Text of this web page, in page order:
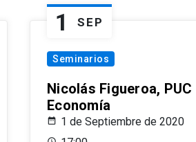
1 SEP
Seminarios
Nicolás Figueroa, PUC
Economía
1 de Septiembre de 2020